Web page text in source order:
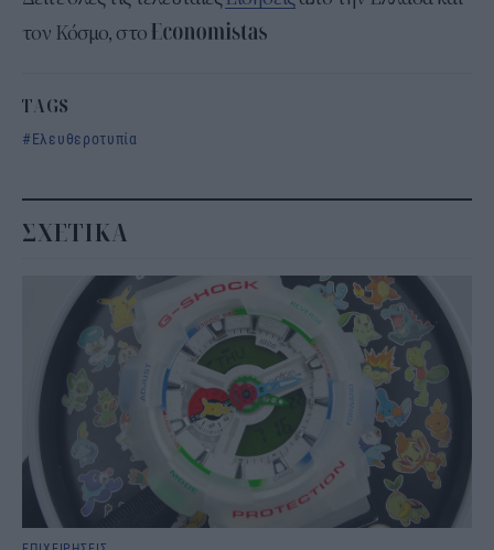
τον Κόσμο, στο
TAGS
Ελευθεροτυπία
ΣΧΕΤΙΚΑ